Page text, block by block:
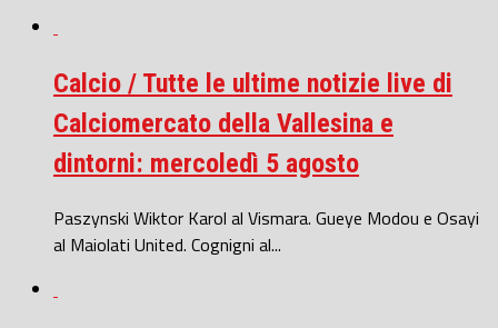
Calcio / Tutte le ultime notizie live di
Calciomercato della Vallesina e
dintorni: mercoledì 5 agosto
Paszynski Wiktor Karol al Vismara. Gueye Modou e Osayi
al Maiolati United. Cognigni al...